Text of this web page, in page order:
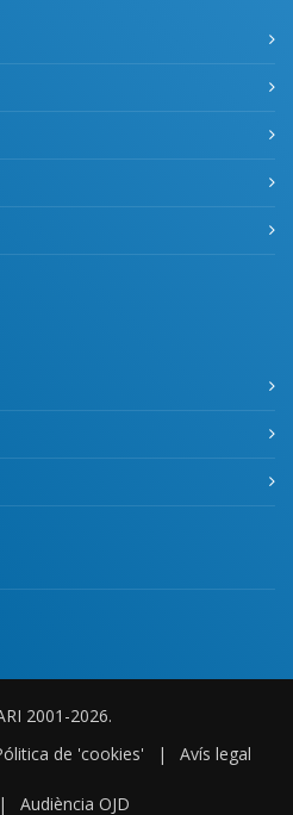
2001-2026.
de 'cookies' | Avís legal
| Audiència OJD